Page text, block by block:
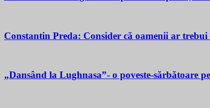
Constantin Preda: Consider că oamenii ar
„Dansând la Lughnasa”- o poveste-sărbătoare